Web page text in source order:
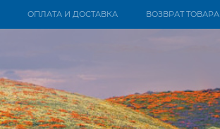
ОПЛАТА И ДОСТАВКА ВОЗВРАТ ТОВАРА